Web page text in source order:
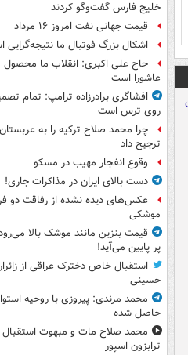
خلیج فارس گفت‌وگو کردند
قیمت جهانی نفت امروز ۱۶ مرداد
اشکال بزرگ فوتبال ما نتیجه‌گرایی
حاج علی اکبری: انقلاب ما
عاشورا است
افشاگری برادرزاده ترامپ: تمام
روی ترس است
چرا محمد صلاح ترکیه را به
ترجیح داد
وقوع انفجار مهیب در مسکو
دست بالای ایران در مذاکرات جاری!
عکس‌های دیده نشده از رفاقت دو
موشکی
قیمت بنزین مانند موشک بالا می‌رود
پر پایین می‌آید!
استقبال خاص دخترک عراقی از
حسینی
محمد مرندی: پیروزی با روحیه
حاصل شده
محمد صلاح مات و مبهوت استقبال
ترابزون اسپور